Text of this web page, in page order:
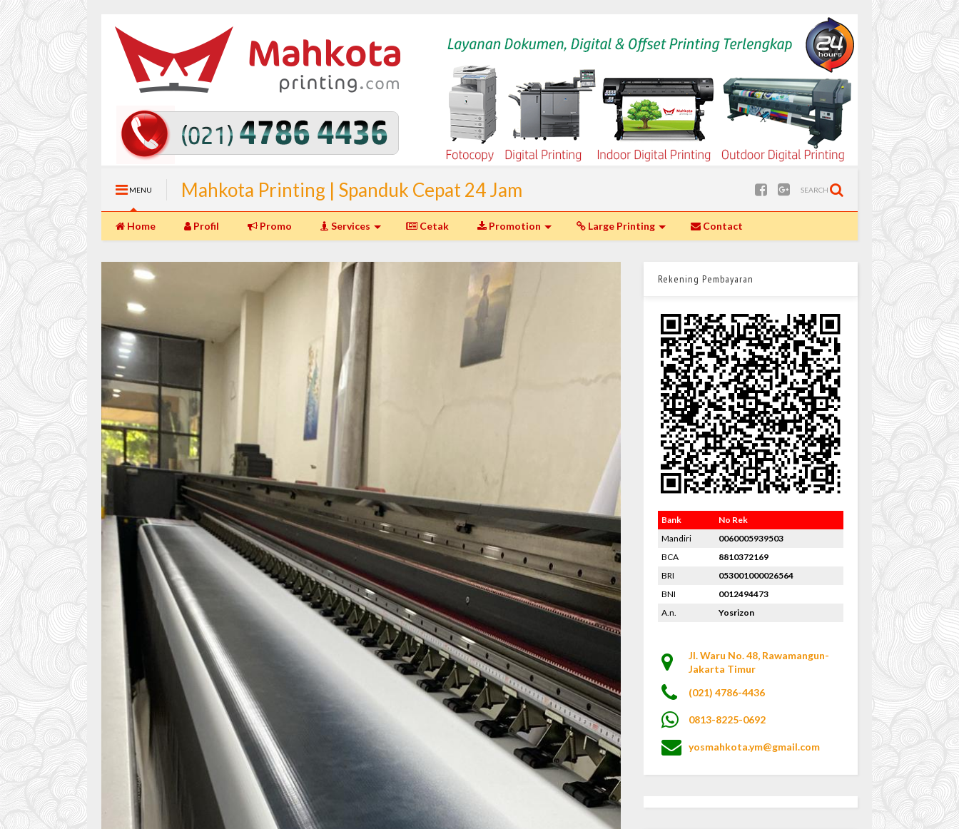
MENU
Mahkota Printing | Spanduk Cepat 24 Jam
(Langsung Jadi) I Spanduk Murah Jakarta dan
Percetakan
SEARCH
Home Profil Promo Services Cetak Promotion Large Printing Contact
Rekening Pembayaran
Bank
No Rek
Mandiri
0060005939503
BCA
8810372169
BRI
053001000026564
BNI
0012494473
A.n.
Yosrizon
Jl. Waru No. 48, Rawamangun-
Jakarta Timur
(021) 4786-4436
0813-8225-0692
yosmahkota.ym@gmail.com